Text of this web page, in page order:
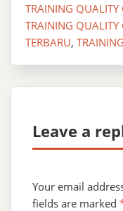
TRAINING
TRAINING QUALITY
TERBARU,
Leave a
Your email
fields are marked